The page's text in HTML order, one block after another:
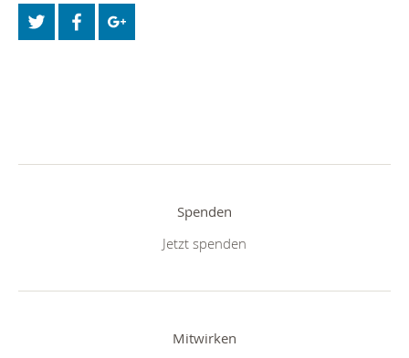
Spenden
Jetzt spenden
Mitwirken